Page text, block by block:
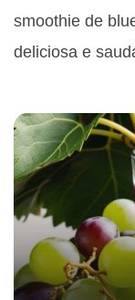
smoothie de
deliciosa e